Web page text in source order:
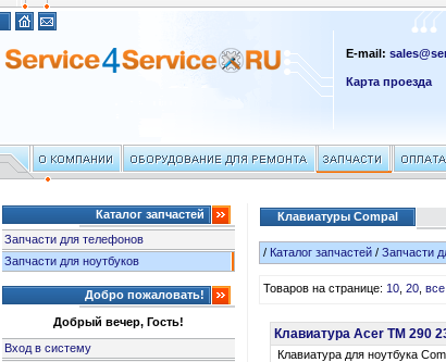
E-mail:
Карта проезда
Каталог запчастей
Запчасти для телефонов
Запчасти для ноутбуков
Добро пожаловать!
Добрый вечер, Гость!
Вход в систему
Клавиатуры Compal
/ Каталог запчастей /Запчасти
Товаров на странице:10,20,все
Клавиатура Acer TM 290
Клавиатура для ноутбука